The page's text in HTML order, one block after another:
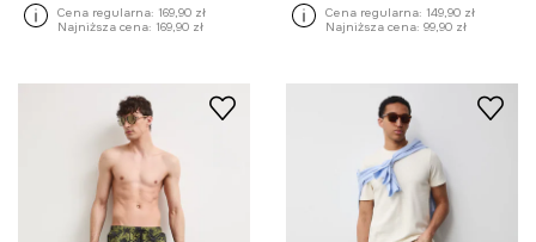
Cena regularna: 169,90 zł
Najniższa cena: 169,90 zł
Cena regularna: 149,90 zł
Najniższa cena: 99,90 zł